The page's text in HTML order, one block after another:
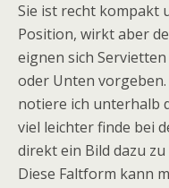
Sie ist recht kompakt
Position, wirkt aber
eignen sich
oder Unten
notiere ich unterhalb
viel leichter finde bei
direkt ein Bild dazu zu
Diese Faltform kann